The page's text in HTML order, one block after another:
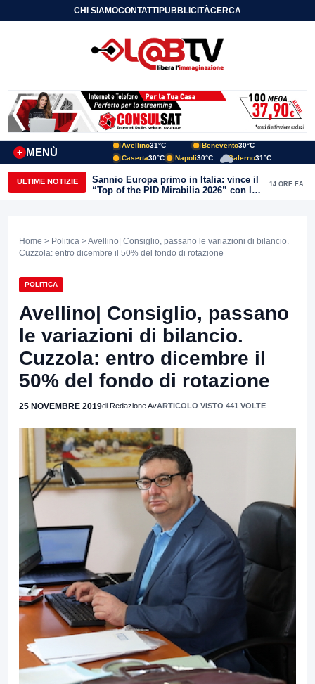
CHI SIAMOCONTATTIPUBBLICITÀCERCA
MENÙ
+
Avellino31°C Benevento30°C
Caserta30°C Napoli30°C Salerno31°C
ULTIME NOTIZIE
Sannio Europa primo in Italia: vince il
“Top of the PID Mirabilia 2026” con la
realtà virtuale nei musei del Sannio
14 ORE FA
Home > Politica > Avellino| Consiglio, passano le variazioni di bilancio.
Cuzzola: entro dicembre il 50% del fondo di rotazione
POLITICA
Avellino| Consiglio, passano
le variazioni di bilancio.
Cuzzola: entro dicembre il
50% del fondo di rotazione
25 NOVEMBRE 2019di Redazione AvARTICOLO VISTO 441 VOLTE